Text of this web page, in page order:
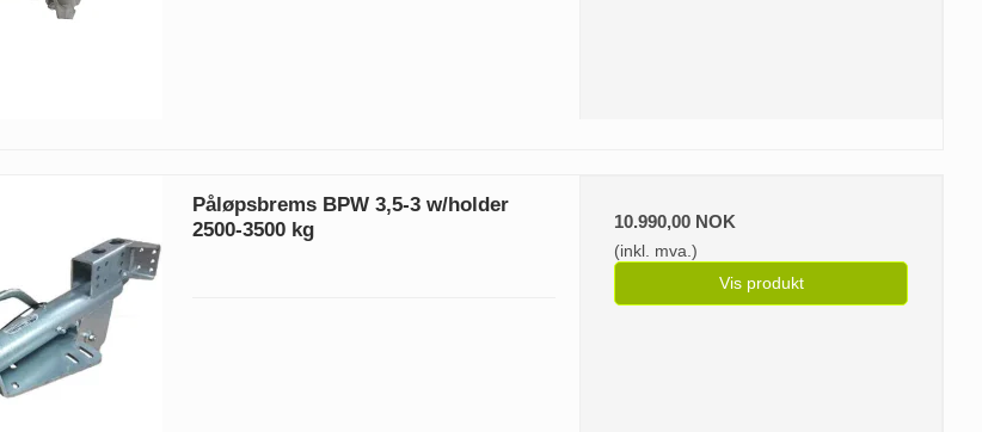
Påløpsbrems BPW 3,5-3 w/holder
2500-3500 kg
10.990,00 NOK
(inkl. mva.)
Vis produkt